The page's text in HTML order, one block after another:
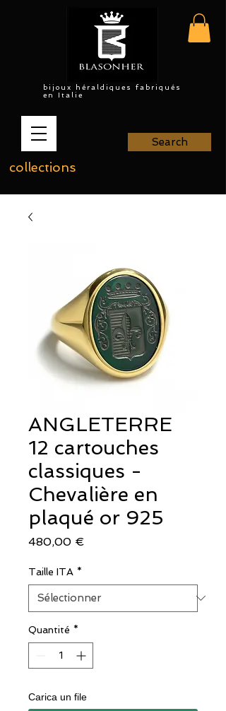
bijoux héraldiques fabriqués
en Italie
collections
Search
ANGLETERRE
12 cartouches
classiques -
Chevalière en
plaqué or 925
480,00 €
Taille ITA *
Quantité *
Carica un file